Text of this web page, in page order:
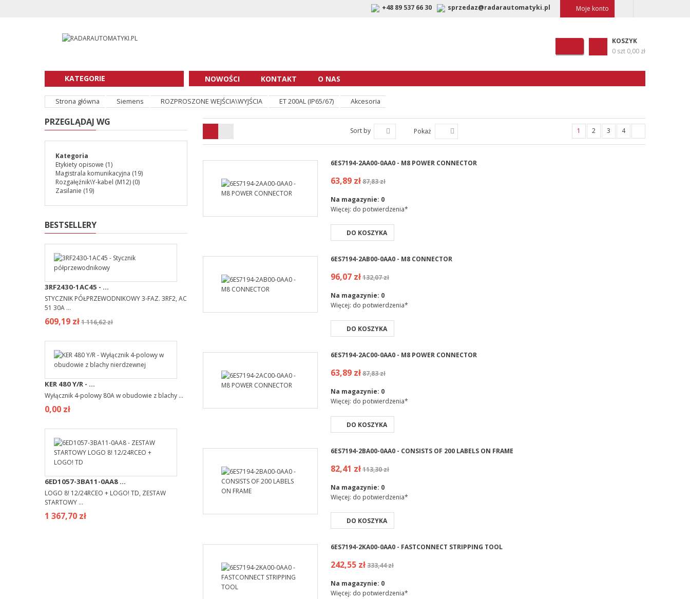
+48 89 537 66 30 sprzedaz@radarautomatyki.pl Moje konto
KOSZYK
0 szt 0,00 zł
KATEGORIE NOWOŚCI KONTAKT O NAS
Strona główna Siemens ROZPROSZONE WEJŚCIA\WYJŚCIA ET 200AL (IP65/67) Akcesoria
PRZEGLĄDAJ WG
Kategoria
Etykiety opisowe (1)
Magistrala komunikacyjna (19)
Rozgałęźnik\Y-kabel (M12) (0)
Zasilanie (19)
BESTSELLERY
3RF2430-1AC45 - ...
STYCZNIK PÓŁPRZEWODNIKOWY 3-FAZ. 3RF2, AC
51 30A ...
609,19 zł1 116,62 zł
KER 480 Y/R - ...
Wyłącznik 4-polowy 80A w obudowie z blachy ...
0,00 zł
6ED1057-3BA11-0AA8 ...
LOGO 8! 12/24RCEO + LOGO! TD, ZESTAW
STARTOWY ...
1 367,70 zł
Sort by Pokaż 1 2 3 4
6ES7194-2AA00-0AA0 - M8 POWER CONNECTOR
63,89 zł87,83 zł
Na magazynie: 0
Więcej: do potwierdzenia*
DO KOSZYKA
6ES7194-2AB00-0AA0 - M8 CONNECTOR
96,07 zł132,07 zł
Na magazynie: 0
Więcej: do potwierdzenia*
DO KOSZYKA
6ES7194-2AC00-0AA0 - M8 POWER CONNECTOR
63,89 zł87,83 zł
Na magazynie: 0
Więcej: do potwierdzenia*
DO KOSZYKA
6ES7194-2BA00-0AA0 - CONSISTS OF 200 LABELS ON FRAME
82,41 zł113,30 zł
Na magazynie: 0
Więcej: do potwierdzenia*
DO KOSZYKA
6ES7194-2KA00-0AA0 - FASTCONNECT STRIPPING TOOL
242,55 zł333,44 zł
Na magazynie: 0
Więcej: do potwierdzenia*